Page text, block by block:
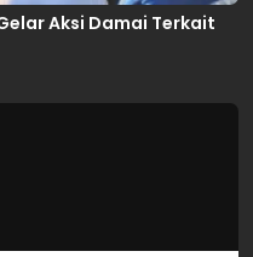
Aksi Damai Terkait